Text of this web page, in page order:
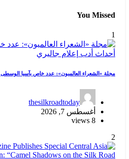
You Missed
1
أحداث أدب إعلام جاليري
مجلة «الشعراء العالميون»: عدد خاص بآسيا الوسطى
thesilkroadtoday
أغسطس 7, 2026
8 views
2